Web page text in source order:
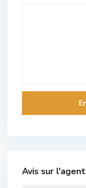
Avis sur l'agent